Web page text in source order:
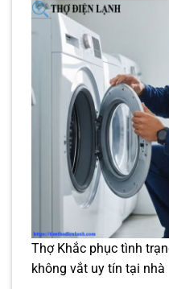
Thợ Khắc phục tình
không vắt uy tín tại nhà